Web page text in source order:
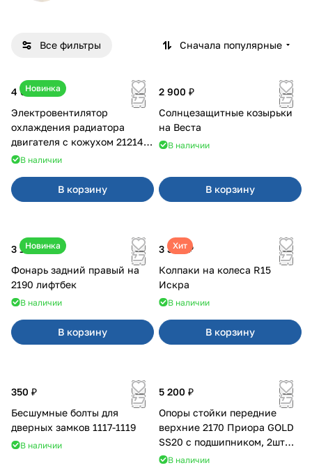
Все фильтры Сначала популярные
Новинка
4 600 ₽
Электровентилятор
охлаждения радиатора
двигателя с кожухом 21214
2121-21213 ВАЛЕЕ 95
В наличии
В корзину
2 900 ₽
Солнцезащитные козырьки
на Веста
В наличии
В корзину
Новинка
3 100 ₽
Фонарь задний правый на
2190 лифтбек
В наличии
В корзину
Хит
3 380 ₽
Колпаки на колеса R15
Искра
В наличии
В корзину
350 ₽
Бесшумные болты для
дверных замков 1117-1119
В наличии
5 200 ₽
Опоры стойки передние
верхние 2170 Приора GOLD
SS20 с подшипником, 2шт
10116
В наличии